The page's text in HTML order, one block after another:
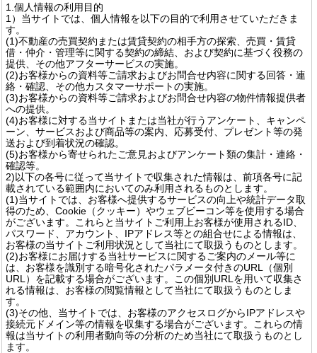
1.個人情報の利用目的
1）当サイトでは、個人情報を以下の目的で利用させていただきま
す。
(1)不動産の売買契約または賃貸契約の相手方の探索、売買・賃貸
借・仲介・管理等に関する契約の締結、および契約に基づく役務の
提供、その他アフターサービスの実施。
(2)お客様からの資料等ご請求およびお問合せ内容に関する回答・連
絡・確認、その他カスタマーサポートの実施。
(3)お客様からの資料等ご請求およびお問合せ内容の物件情報提供者
への提供。
(4)お客様に対する当サイトまたは当社が行うアンケート、キャンペ
ーン、サービスおよび商品等の案内、応募受付、プレゼント等の発
送および到着状況の確認。
(5)お客様から寄せられたご意見およびアンケート類の集計・連絡・
確認等。
2)以下の各号に従って当サイトで収集された情報は、前項各号に記
載されている範囲内においてのみ利用されるものとします。
(1)当サイトでは、お客様へ提供するサービスの向上や統計データ取
得のため、Cookie（クッキー）やウェブビーコン等を使用する場合
がございます。これらと当サイトご利用上お客様が使用されるID、
パスワード、アカウント、IPアドレス等との組合せによる情報は、
お客様の当サイトご利用状況として当社にて取扱うものとします。
(2)お客様にお届けする当社サービスに関するご案内のメール等に
は、お客様を識別する暗号化されたパラメータ付きのURL（個別
URL）を記載する場合がございます。この個別URLを用いて収集さ
れる情報は、お客様の閲覧情報として当社にて取扱うものとしま
す。
(3)その他、当サイトでは、お客様のアクセスログからIPアドレスや
接続元ドメイン等の情報を収集する場合がございます。これらの情
報は当サイトの利用者動向等の分析のため当社にて取扱うものとし
ます。